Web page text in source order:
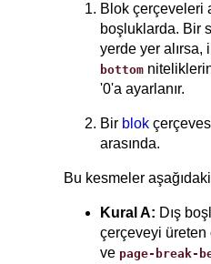
Blok çerçeveleri
boşluklarda. Bir
yerde yer alırsa,
bottom
'0'a ayarlanır.
Bir blok
arasında.
Bu kesmeler
Kural A: Dış
çerçeveyi üreten
ve page-break-